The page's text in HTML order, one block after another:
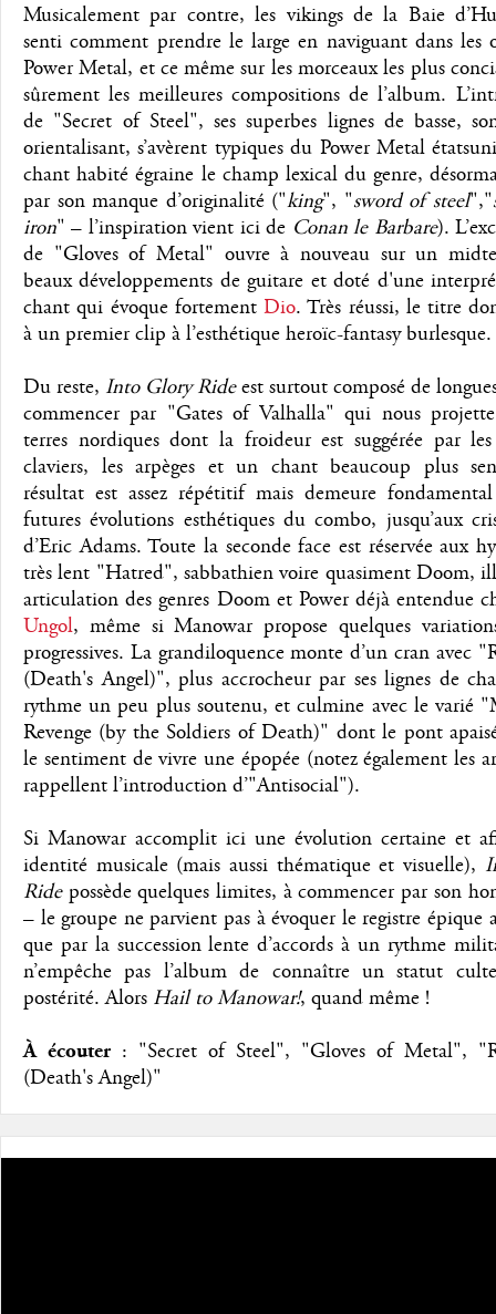
Musicalement par contre, les vikings de la Baie
senti comment prendre le large en naviguant dans les
Power Metal, et ce même sur les morceaux les plus
sûrement les meilleures compositions de l’album.
de "Secret of Steel", ses superbes lignes de basse,
orientalisant, s’avèrent typiques du Power Metal
chant habité égraine le champ lexical du genre,
par son manque d’originalité ("king", "sword of steel","
iron" – l’inspiration vient ici de Conan le Barbare).
de "Gloves of Metal" ouvre à nouveau sur un
beaux développements de guitare et doté d'une
chant qui évoque fortementDio. Très réussi, le titre
à un premier clip à l’esthétique heroïc-fantasy burlesque.
Du reste, Into Glory Rideest surtout composé de
commencer par "Gates of Valhalla" qui nous
terres nordiques dont la froideur est suggérée par les
claviers, les arpèges et un chant beaucoup plus
résultat est assez répétitif mais demeure
futures évolutions esthétiques du combo, jusqu’aux
d’Eric Adams. Toute la seconde face est réservée aux
très lent "Hatred", sabbathien voire quasiment Doom,
articulation des genres Doom et Power déjà entendue
Ungol, même si Manowar propose quelques
progressives. La grandiloquence monte d’un cran avec
(Death's Angel)", plus accrocheur par ses lignes de
rythme un peu plus soutenu, et culmine avec le varié
Revenge (by the Soldiers of Death)" dont le pont
le sentiment de vivre une épopée (notez également les
rappellent l’introduction d’"Antisocial").
Si Manowar accomplit ici une évolution certaine et
identité musicale (mais aussi thématique et visuelle),
Ridepossède quelques limites, à commencer par son
– le groupe ne parvient pas à évoquer le registre épique
que par la succession lente d’accords à un rythme
n’empêche pas l’album de connaître un statut
postérité. Alors Hail to Manowar!, quand même !
À écouter : "Secret of Steel", "Gloves of Metal",
(Death's Angel)"